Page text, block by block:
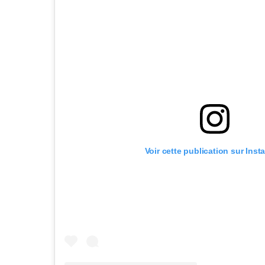
Voir cette publication sur